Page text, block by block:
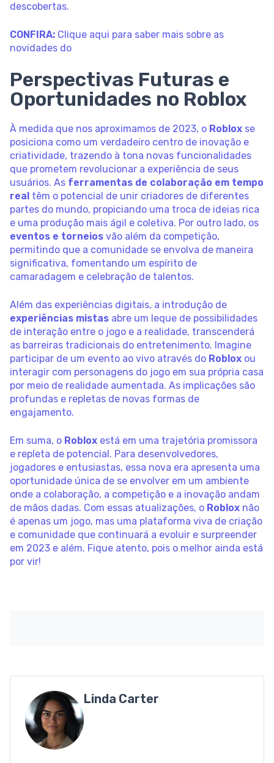
descobertas.
CONFIRA: Clique aqui para saber mais sobre as
novidades do
Perspectivas Futuras e
Oportunidades no Roblox
À medida que nos aproximamos de 2023, o Roblox se
posiciona como um verdadeiro centro de inovação e
criatividade, trazendo à tona novas funcionalidades
que prometem revolucionar a experiência de seus
usuários. As ferramentas de colaboração em tempo
real têm o potencial de unir criadores de diferentes
partes do mundo, propiciando uma troca de ideias rica
e uma produção mais ágil e coletiva. Por outro lado, os
eventos e torneios vão além da competição,
permitindo que a comunidade se envolva de maneira
significativa, fomentando um espírito de
camaradagem e celebração de talentos.
Além das experiências digitais, a introdução de
experiências mistas abre um leque de possibilidades
de interação entre o jogo e a realidade, transcenderá
as barreiras tradicionais do entretenimento. Imagine
participar de um evento ao vivo através do Roblox ou
interagir com personagens do jogo em sua própria casa
por meio de realidade aumentada. As implicações são
profundas e repletas de novas formas de
engajamento.
Em suma, o Roblox está em uma trajetória promissora
e repleta de potencial. Para desenvolvedores,
jogadores e entusiastas, essa nova era apresenta uma
oportunidade única de se envolver em um ambiente
onde a colaboração, a competição e a inovação andam
de mãos dadas. Com essas atualizações, o Roblox não
é apenas um jogo, mas uma plataforma viva de criação
e comunidade que continuará a evoluir e surpreender
em 2023 e além. Fique atento, pois o melhor ainda está
por vir!
Linda Carter